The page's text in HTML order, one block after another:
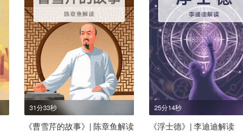
31分33秒
《曹雪芹的故事》| 陈章鱼解读
25分14秒
《浮士德》| 李迪迪解读